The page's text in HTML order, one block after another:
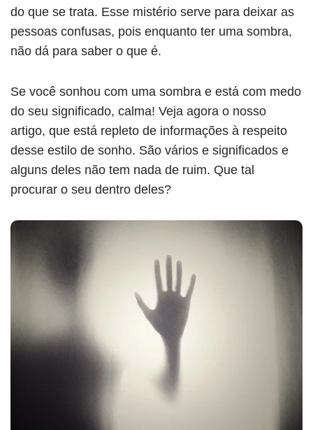
do que se trata. Esse mistério serve para deixar as
pessoas confusas, pois enquanto ter uma sombra,
não dá para saber o que é.
Se você sonhou com uma sombra e está com medo
do seu significado, calma! Veja agora o nosso
artigo, que está repleto de informações à respeito
desse estilo de sonho. São vários e significados e
alguns deles não tem nada de ruim. Que tal
procurar o seu dentro deles?